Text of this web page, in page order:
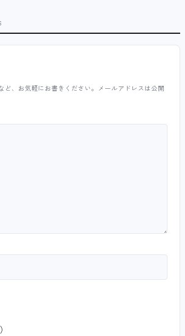
ど、お気軽にお書きください。メールアドレスは公開